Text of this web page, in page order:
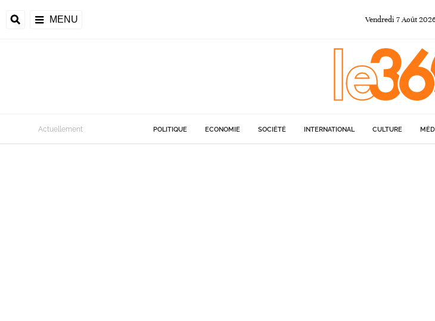
MENU Vendredi 7Août
Actuellement POLITIQUE ECONOMIE SOCIÉTÉ INTERNATIONAL CULTURE